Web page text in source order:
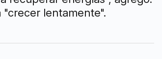
lentamente".